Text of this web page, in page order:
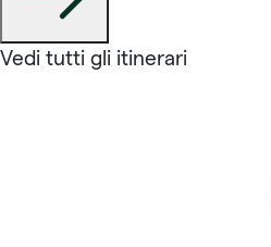
Vedi tutti gli itinerari